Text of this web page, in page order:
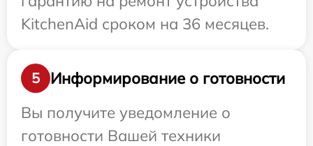
KitchenAid сроком на 36 месяцев.
5
Информирование о готовности
Вы получите уведомление о
готовности Вашей техники